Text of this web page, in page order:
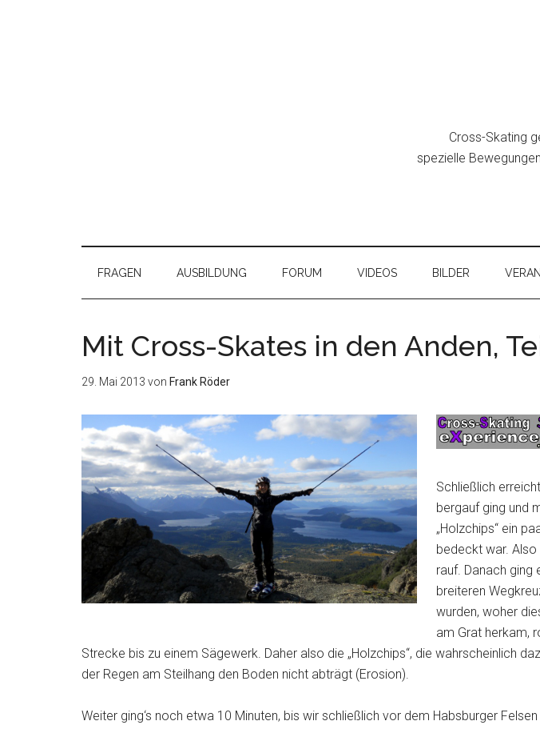
Cross-Skating
spezielle
FRAGEN AUSBILDUNG FORUM VIDEOS BILDER
Mit Cross-Skates in den Anden,
29. Mai 2013 von Frank Röder
Schließlich
bergauf ging und
„Holzchips“ ein
bedeckt war. Also
rauf. Danach ging
breiteren
wurden, woher
am Grat herkam,
Strecke bis zu einem Sägewerk. Daher also die „Holzchips“, die wahrscheinlich
der Regen am Steilhang den Boden nicht abträgt (Erosion).
Weiter ging‘s noch etwa 10 Minuten, bis wir schließlich vor dem Habsburger